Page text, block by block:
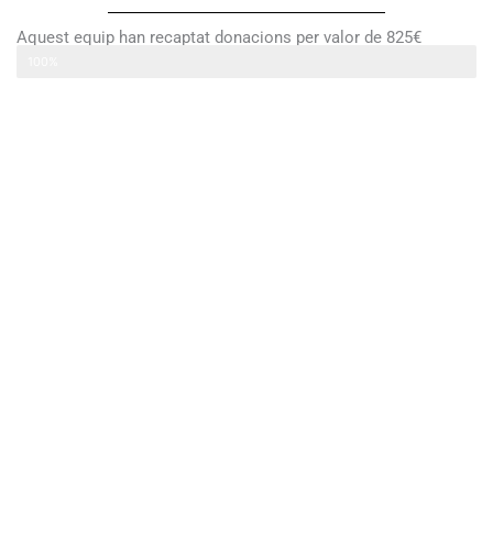
Aquest equip han recaptat donacions per valor de 825€